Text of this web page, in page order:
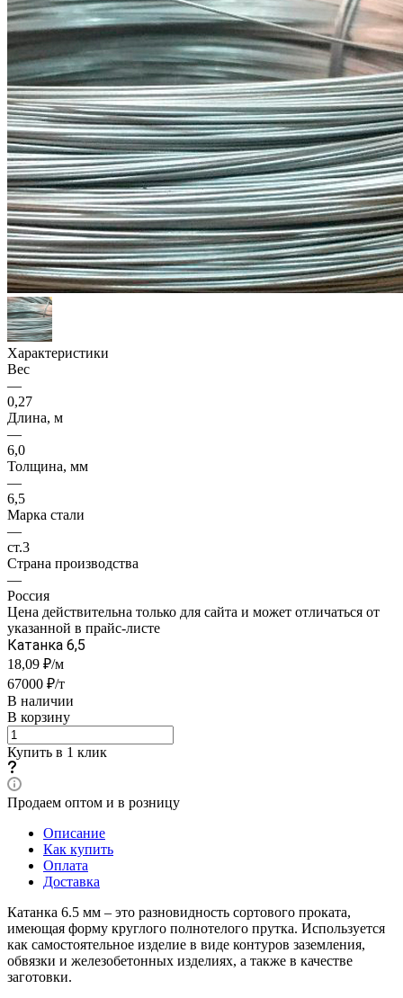
Характеристики
Вес
—
0,27
Длина, м
—
6,0
Толщина, мм
—
6,5
Марка стали
—
ст.3
Страна производства
—
Россия
Цена действительна только для сайта и может отличаться от
указанной в прайс-листе
Катанка 6,5
18,09 ₽/м
67000 ₽/т
В наличии
В корзину
Купить в 1 клик
Продаем оптом и в розницу
Описание
Как купить
Оплата
Доставка
Катанка 6.5 мм – это разновидность сортового проката,
имеющая форму круглого полнотелого прутка. Используется
как самостоятельное изделие в виде контуров заземления,
обвязки и железобетонных изделиях, а также в качестве
заготовки.